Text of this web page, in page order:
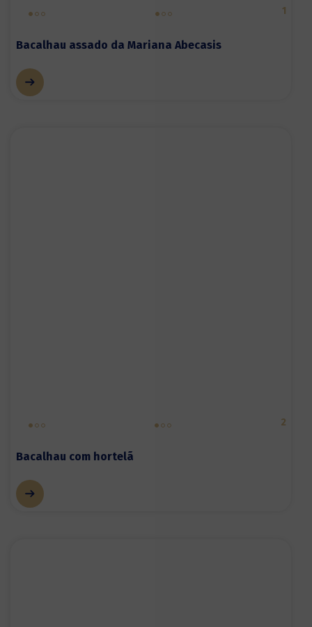
1
Bacalhau assado da Mariana Abecasis
2
Bacalhau com hortelã